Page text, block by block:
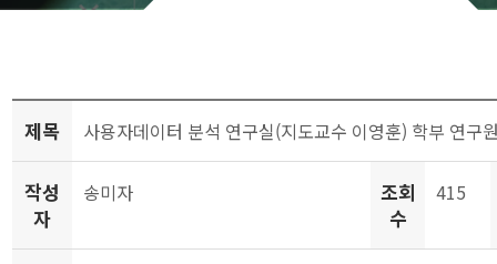
제목 사용자데이터 분석 연구실(지도교수 이영훈) 학부 연구
작성
자
송미자
조회
수
415